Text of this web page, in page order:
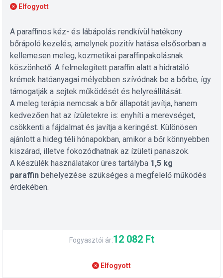
Elfogyott
A paraffinos kéz- és lábápolás rendkívül hatékony
bőrápoló kezelés, amelynek pozitív hatása elsősorban a
kellemesen meleg, kozmetikai paraffinpakolásnak
köszönhető. A felmelegített paraffin alatt a hidratáló
krémek hatóanyagai mélyebben szívódnak be a bőrbe, így
támogatják a sejtek működését és helyreállítását.
A meleg terápia nemcsak a bőr állapotát javítja, hanem
kedvezően hat az ízületekre is: enyhíti a merevséget,
csökkenti a fájdalmat és javítja a keringést. Különösen
ajánlott a hideg téli hónapokban, amikor a bőr könnyebben
kiszárad, illetve fokozódhatnak az ízületi panaszok.
A készülék használatakor üres tartályba 1,5 kg
paraffin behelyezése szükséges a megfelelő működés
érdekében.
Fogyasztói ár:12 082 Ft
Elfogyott